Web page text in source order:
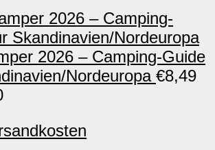
2026 – Camping-Guide
Nordeuropa €8,49